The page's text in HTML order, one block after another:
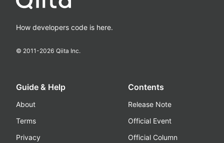
How developers code is here.
© 2011-2026 Qiita Inc.
Guide & Help
About
Terms
Privacy
Contents
Release Note
Official Event
Official Column